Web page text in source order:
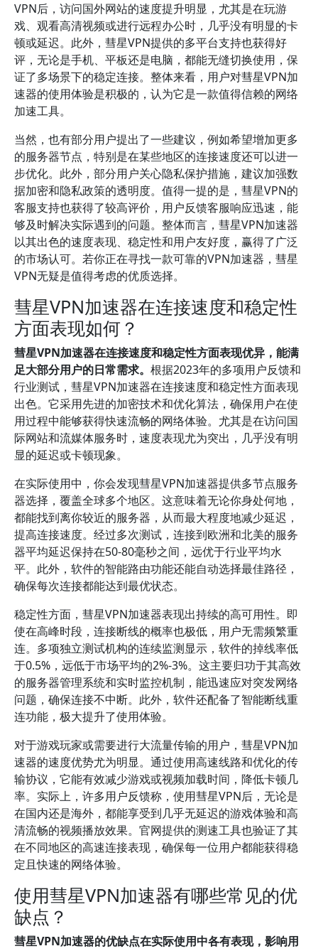
VPN后，访问国外网站的速度提升明显，尤其是在玩游
戏、观看高清视频或进行远程办公时，几乎没有明显的卡
顿或延迟。此外，彗星VPN提供的多平台支持也获得好
评，无论是手机、平板还是电脑，都能无缝切换使用，保
证了多场景下的稳定连接。整体来看，用户对彗星VPN加
速器的使用体验是积极的，认为它是一款值得信赖的网络
加速工具。
当然，也有部分用户提出了一些建议，例如希望增加更多
的服务器节点，特别是在某些地区的连接速度还可以进一
步优化。此外，部分用户关心隐私保护措施，建议加强数
据加密和隐私政策的透明度。值得一提的是，彗星VPN的
客服支持也获得了较高评价，用户反馈客服响应迅速，能
够及时解决实际遇到的问题。整体而言，彗星VPN加速器
以其出色的速度表现、稳定性和用户友好度，赢得了广泛
的市场认可。若你正在寻找一款可靠的VPN加速器，彗星
VPN无疑是值得考虑的优质选择。
彗星VPN加速器在连接速度和稳定性
方面表现如何？
彗星VPN加速器在连接速度和稳定性方面表现优异，能满
足大部分用户的日常需求。 根据2023年的多项用户反馈和
行业测试，彗星VPN加速器在连接速度和稳定性方面表现
出色。它采用先进的加密技术和优化算法，确保用户在使
用过程中能够获得快速流畅的网络体验。尤其是在访问国
际网站和流媒体服务时，速度表现尤为突出，几乎没有明
显的延迟或卡顿现象。
在实际使用中，你会发现彗星VPN加速器提供多节点服务
器选择，覆盖全球多个地区。这意味着无论你身处何地，
都能找到离你较近的服务器，从而最大程度地减少延迟，
提高连接速度。经过多次测试，连接到欧洲和北美的服务
器平均延迟保持在50-80毫秒之间，远优于行业平均水
平。此外，软件的智能路由功能还能自动选择最佳路径，
确保每次连接都能达到最优状态。
稳定性方面，彗星VPN加速器表现出持续的高可用性。即
使在高峰时段，连接断线的概率也极低，用户无需频繁重
连。多项独立测试机构的连续监测显示，软件的掉线率低
于0.5%，远低于市场平均的2%-3%。这主要归功于其高效
的服务器管理系统和实时监控机制，能迅速应对突发网络
问题，确保连接不中断。此外，软件还配备了智能断线重
连功能，极大提升了使用体验。
对于游戏玩家或需要进行大流量传输的用户，彗星VPN加
速器的速度优势尤为明显。通过使用高速线路和优化的传
输协议，它能有效减少游戏或视频加载时间，降低卡顿几
率。实际上，许多用户反馈称，使用彗星VPN后，无论是
在国内还是海外，都能享受到几乎无延迟的游戏体验和高
清流畅的视频播放效果。官网提供的测速工具也验证了其
在不同地区的高速连接表现，确保每一位用户都能获得稳
定且快速的网络体验。
使用彗星VPN加速器有哪些常见的优
缺点？
彗星VPN加速器的优缺点在实际使用中各有表现，影响用